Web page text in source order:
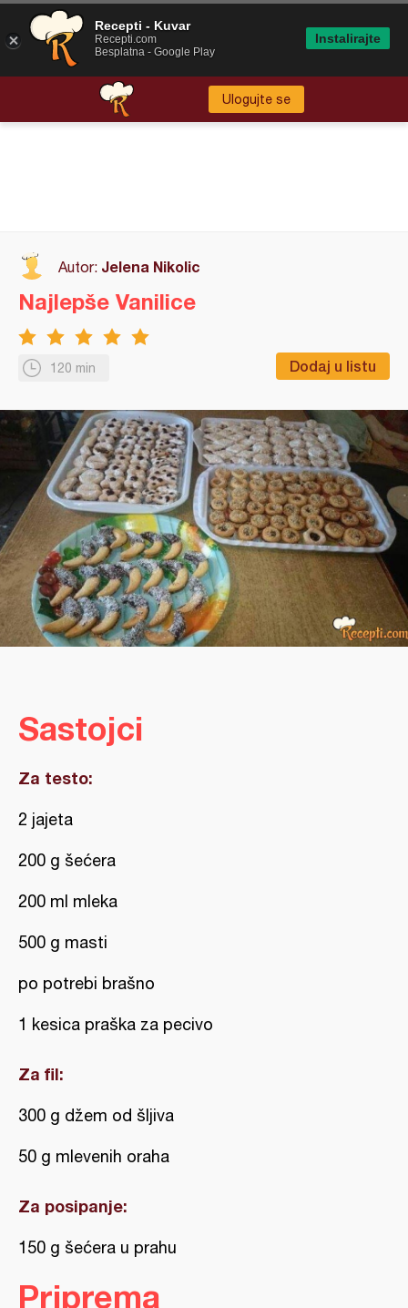
Ulogujte se
Autor: Jelena Nikolic
120 min Dodaj u listu
Najlepše Vanilice
Sastojci
Za testo:
2 jajeta
200 g šećera
200 ml mleka
500 g masti
po potrebi brašno
1 kesica praška za pecivo
Za fil:
300 g džem od šljiva
50 g mlevenih oraha
Za posipanje:
150 g šećera u prahu
Priprema
Recepti - Kuvar
Recepti.com
Besplatna - Google Play
Instalirajte